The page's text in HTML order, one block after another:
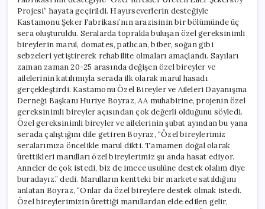
Projesi” hayata geçirildi. Hayırseverlerin desteğiyle
Kastamonu Şeker Fabrikası’nın arazisinin bir bölümünde üç
sera oluşturuldu. Seralarda toprakla buluşan özel gereksinimli
bireylerin marul, domates, patlıcan, biber, soğan gibi
sebzeleri yetiştirerek rehabilite olmaları amaçlandı. Sayıları
zaman zaman 20-25 arasında değişen özel bireyler ve
ailelerinin katılımıyla serada ilk olarak marul hasadı
gerçekleştirdi. Kastamonu Özel Bireyler ve Aileleri Dayanışma
Derneği Başkanı Huriye Boyraz, AA muhabirine, projenin özel
gereksinimli bireyler açısından çok değerli olduğunu söyledi.
Özel gereksinimli bireyler ve ailelerinin şubat ayından bu yana
serada çalıştığını dile getiren Boyraz, “Özel bireylerimiz
seralarımıza öncelikle marul dikti. Tamamen doğal olarak
ürettikleri marulları özel bireylerimiz şu anda hasat ediyor.
Anneler de çok istedi, biz de imece usulüne destek olalım diye
buradayız.” dedi. Marulların kentteki bir markete satıldığını
anlatan Boyraz, “Onlar da özel bireylere destek olmak istedi.
Özel bireylerimizin ürettiği marullardan elde edilen gelir,